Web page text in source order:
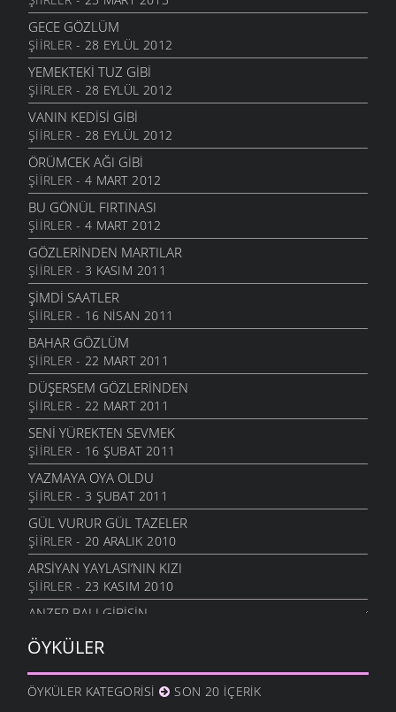
GECE GÖZLÜM
ŞIIRLER - 28 EYLÜL 2012
YEMEKTEKI TUZ GIBI
ŞIIRLER - 28 EYLÜL 2012
VANIN KEDISI GIBI
ŞIIRLER - 28 EYLÜL 2012
ÖRÜMCEK AĞI GIBI
ŞIIRLER - 4 MART 2012
BU GÖNÜL FIRTINASI
ŞIIRLER - 4 MART 2012
GÖZLERINDEN MARTILAR
ŞIIRLER - 3 KASIM 2011
ŞIMDI SAATLER
ŞIIRLER - 16 NISAN 2011
BAHAR GÖZLÜM
ŞIIRLER - 22 MART 2011
DÜŞERSEM GÖZLERINDEN
ŞIIRLER - 22 MART 2011
SENI YÜREKTEN SEVMEK
ŞIIRLER - 16 ŞUBAT 2011
YAZMAYA OYA OLDU
ŞIIRLER - 3 ŞUBAT 2011
GÜL VURUR GÜL TAZELER
ŞIIRLER - 20 ARALIK 2010
ARSIYAN YAYLASI’NIN KIZI
ŞIIRLER - 23 KASIM 2010
ANZER BALI GIBISIN
SEVERIM İSTANBULU
ŞIIRLER- 14 EKIM 2010
ÖYKÜLER
ÖYKÜLER KATEGORISI SON 20 İÇERIK